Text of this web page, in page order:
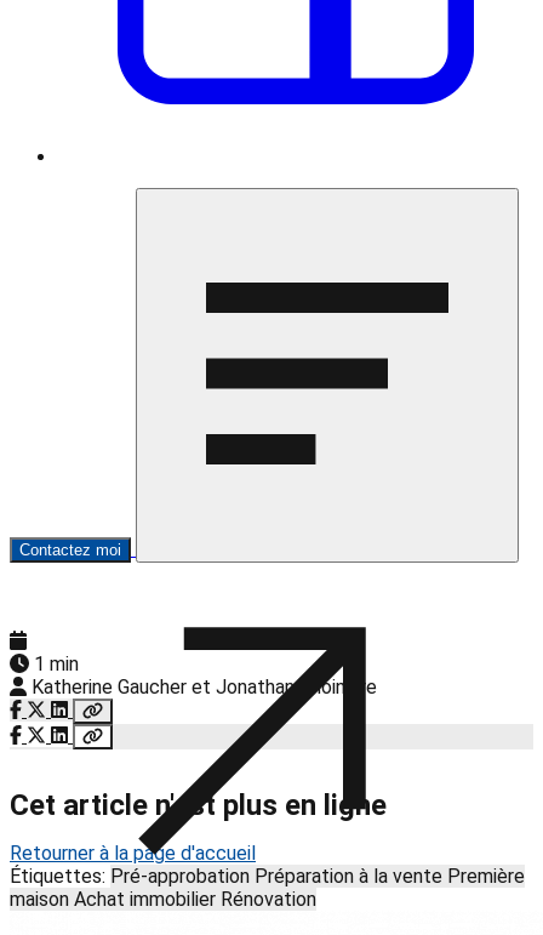
Contactez moi
1 min
Katherine Gaucher et Jonathan Choinière
Cet article n'est plus en ligne
Retourner à la page d'accueil
Étiquettes: Pré-approbation Préparation à la vente Première
maison Achat immobilier Rénovation